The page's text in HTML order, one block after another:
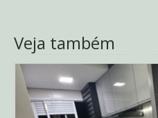
Veja também